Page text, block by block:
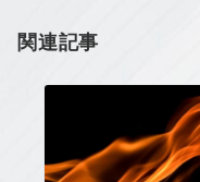
ン
関連記事